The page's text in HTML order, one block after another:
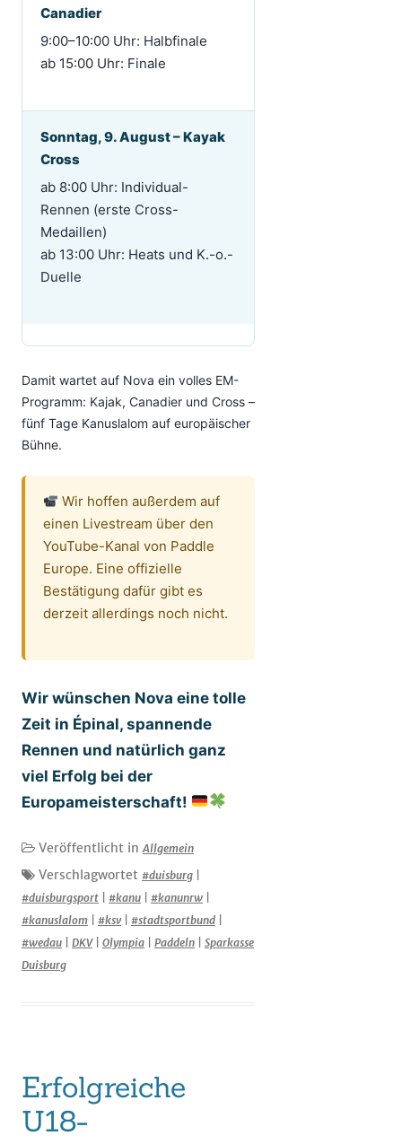
Canadier
9:00–10:00 Uhr: Halbfinale
ab 15:00 Uhr: Finale
Sonntag, 9. August – Kayak
Cross
ab 8:00 Uhr: Individual-
Rennen (erste Cross-
Medaillen)
ab 13:00 Uhr: Heats und K.-o.-
Duelle
Damit wartet auf Nova ein volles EM-
Programm: Kajak, Canadier und Cross –
fünf Tage Kanuslalom auf europäischer
Bühne.
Wir hoffen außerdem auf
einen Livestream über den
YouTube-Kanal von Paddle
Europe. Eine offizielle
Bestätigung dafür gibt es
derzeit allerdings noch nicht.
Wir wünschen Nova eine tolle
Zeit in Épinal, spannende
Rennen und natürlich ganz
viel Erfolg bei der
Europameisterschaft!
Veröffentlicht inAllgemein
Verschlagwortet #duisburg
#duisburgsport
#kanu #kanunrw
#kanuslalom
#ksv #stadtsportbund
#wedau
DKV| Olympia Paddeln
Sparkasse
Duisburg
Erfolgreiche
U18-